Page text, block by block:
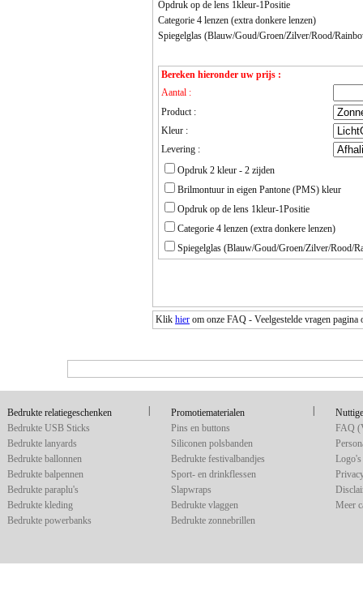
Opdruk op de lens 1kleur-1Positie
Categorie 4 lenzen (extra donkere lenzen)
Spiegelglas (Blauw/Goud/Groen/Zilver/Rood/
Bereken hieronder uw prijs :
Aantal :
Product :
Kleur :
Levering :
Opdruk 2 kleur - 2 zijden
Brilmontuur in eigen Pantone (PMS) kleur
Opdruk op de lens 1kleur-1Positie
Categorie 4 lenzen (extra donkere lenzen)
Spiegelglas (Blauw/Goud/Groen/Zilver/Rood/
Klik hier om onze FAQ - Veelgestelde vragen
Bedrukte relatiegeschenken
Bedrukte USB Sticks
Bedrukte lanyards
Bedrukte ballonnen
Bedrukte balpennen
Bedrukte paraplu's
Bedrukte kleding
Bedrukte powerbanks
Promotiematerialen
Pins en buttons
Siliconen polsbanden
Bedrukte festivalbandjes
Sport- en drinkflessen
Slapwraps
Bedrukte vlaggen
Bedrukte zonnebrillen
FAQ
Logo's
Meer